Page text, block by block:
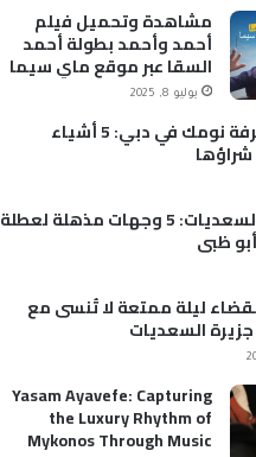
مشاهدة وتحميل فيلم
أحمد وأحمد بطولة أحمد
السقا عبر موقع ماي سيما
MyCima (وي سيما WeCima)
يوليو 8, 2025
كيف تفرش غرفة نومك في دبي: 5 أشياء
فنادق جزيرة السعديات: 5 وجهات مذهلة لعطلة
ظبي
لقضاء ليلة ممتعة لا تُنسى مع
السعديات
Yasam Ayavefe: Capturing
the Luxury Rhythm of
Mykonos Through Music